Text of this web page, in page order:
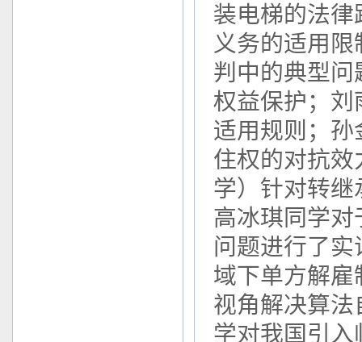
装电梯的法
义务的适用
判中的典型
权益保护；刘
适用规则；
住权的对抗
学）针对转继
高冰琪同学
问题进行了
域下单方解
视角解决算
学对我国引